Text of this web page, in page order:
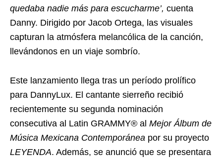
quedaba nadie más para escucharme’, cuenta
Danny. Dirigido por Jacob Ortega, las visuales
capturan la atmósfera melancólica de la canción,
llevándonos en un viaje sombrío.
Este lanzamiento llega tras un período prolífico
para DannyLux. El cantante sierreño recibió
recientemente su segunda nominación
consecutiva al Latin GRAMMY® al Mejor Álbum de
Música Mexicana Contemporánea por su proyecto
LEYENDA. Además, se anunció que se presentara